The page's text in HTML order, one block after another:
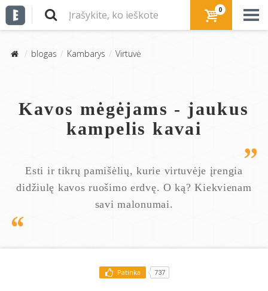
0
blogas Kambarys Virtuvė
Kavos mėgėjams - jaukus
kampelis kavai
Esti ir tikrų pamišėlių, kurie virtuvėje įrengia
didžiulę kavos ruošimo erdvę. O ką? Kiekvienam
savi malonumai.
Patinka 737